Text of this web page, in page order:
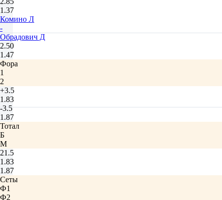
1.37
Комино Л
-
Обрадович Д
2.50
1.47
Фора
1
2
+3.5
1.83
-3.5
1.87
Тотал
Б
М
21.5
1.83
1.87
Сеты
Ф1
Ф2